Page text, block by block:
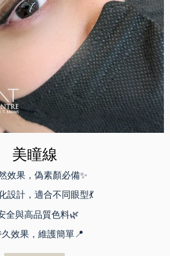
美瞳線
效果，偽素顏必備✨
設計，適合不同眼型💃
全與高品質色料🌿
效果，維護簡單📍